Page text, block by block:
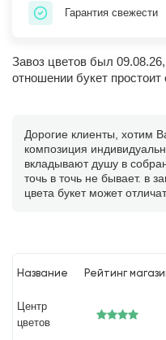
Гарантия свежести
Завоз цветов был
отношении букет
Дорогие клиенты, хотим
композиция
вкладывают душу в
точь в точь не бывает. в
цвета букет может
Название Рейтинг
Центр
цветов